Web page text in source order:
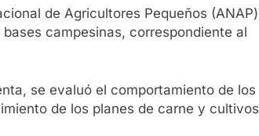
de Agricultores Pequeños (ANAP)
campesinas, correspondiente al
se evaluó el comportamiento de los
de los planes de carne y cultivos